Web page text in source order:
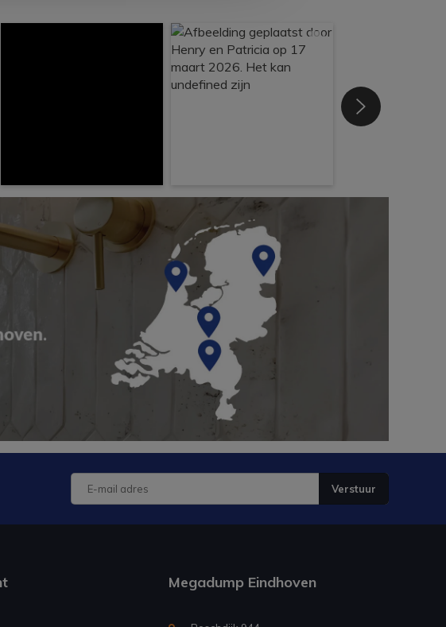
Verstuur
Megadump Eindhoven